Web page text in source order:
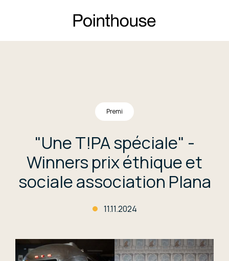
Premi
"Une T!PA spéciale" -
Winners prix éthique et
sociale association Plana
11.11.2024